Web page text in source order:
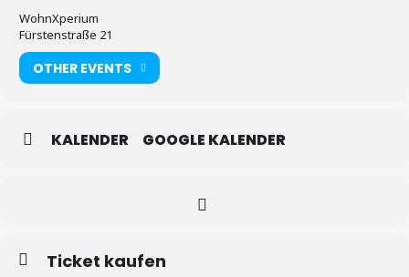
WohnXperium
Fürstenstraße 21
OTHER EVENTS
KALENDER GOOGLE KALENDER
Ticket kaufen